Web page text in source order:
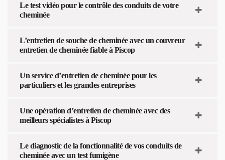
Le test vidéo pour le contrôle des conduits de votre
cheminée
L’entretien de souche de cheminée avec un couvreur
entretien de cheminée fiable à Piscop
Un service d’entretien de cheminée pour les
particuliers et les grandes entreprises
Une opération d’entretien de cheminée avec des
meilleurs spécialistes à Piscop
Le diagnostic de la fonctionnalité de vos conduits de
cheminée avec un test fumigène